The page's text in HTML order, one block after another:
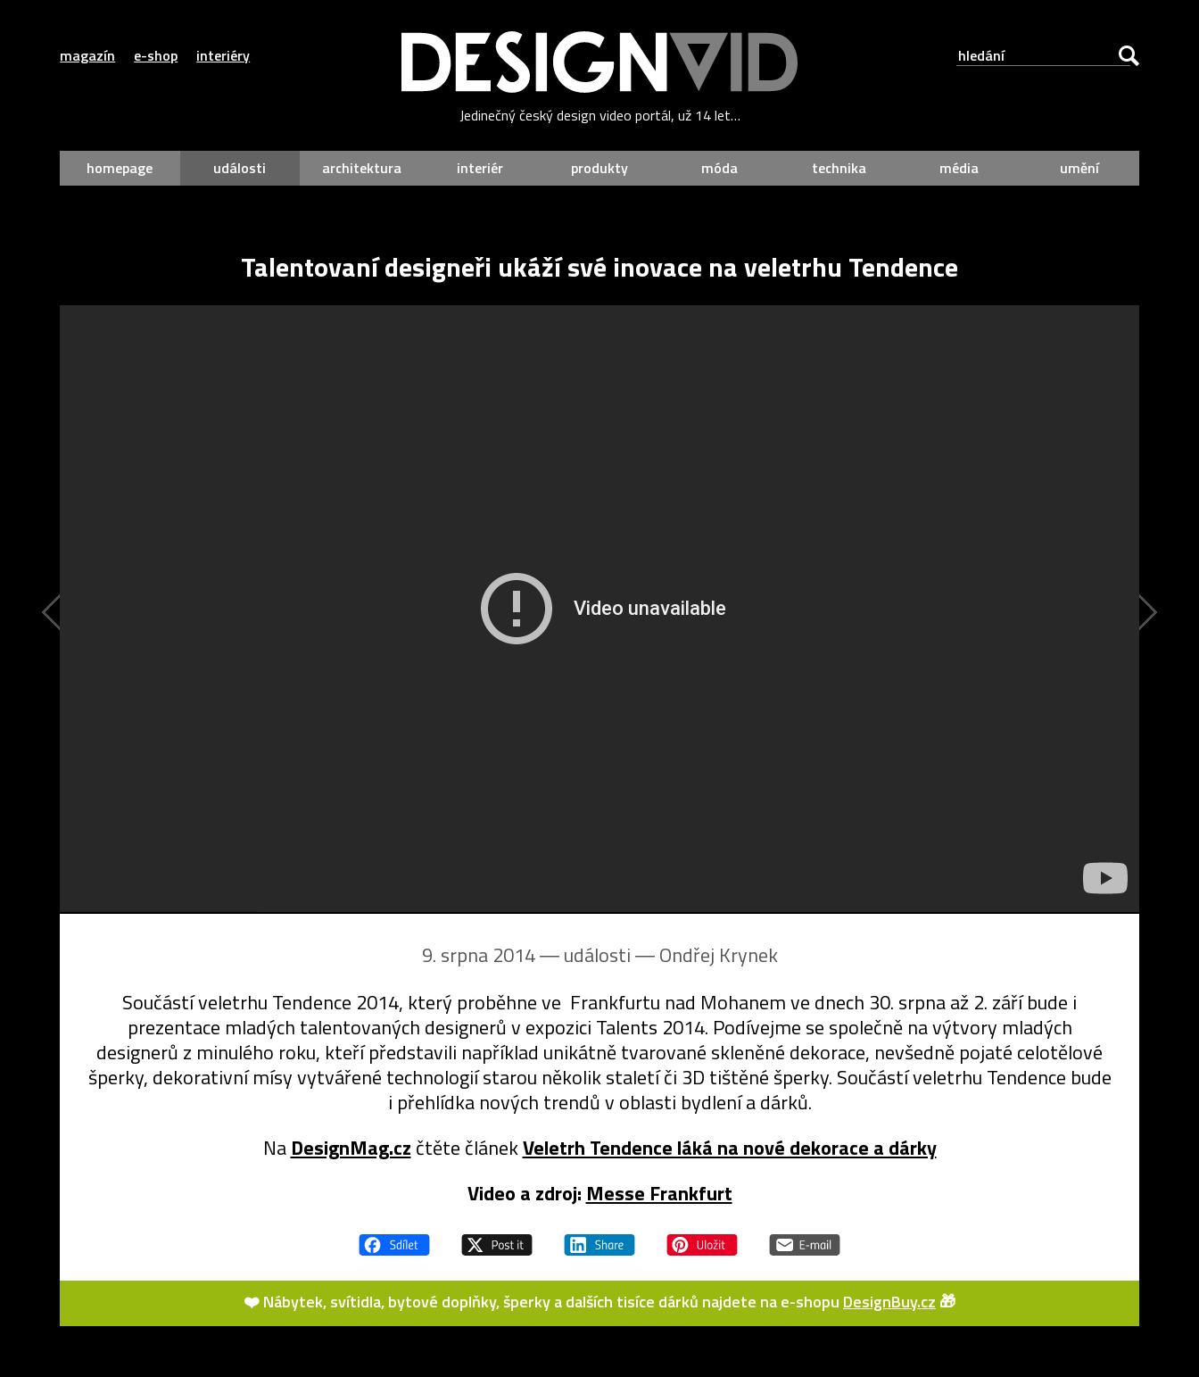
magazín e-shop interiéry
Jedinečný český design video portál, už 14 let…
homepage události architektura interiér produkty móda technika média umění
Talentovaní designeři ukáží své inovace na veletrhu Tendence
9. srpna 2014 ― události ―Ondřej Krynek
Součástí veletrhu Tendence 2014, který proběhne ve Frankfurtu nad Mohanem ve dnech 30. srpna až 2. září bude i
prezentace mladých talentovaných designerů v expozici Talents 2014. Podívejme se společně na výtvory mladých
designerů z minulého roku, kteří představili například unikátně tvarované skleněné dekorace, nevšedně pojaté celotělové
šperky, dekorativní mísy vytvářené technologií starou několik staletí či 3D tištěné šperky. Součástí veletrhu Tendence bude
i přehlídka nových trendů v oblasti bydlení a dárků.
Na DesignMag.cz čtěte článekVeletrh Tendence láká na nové dekorace a dárky
Video a zdroj: Messe Frankfurt
❤️ Nábytek, svítidla, bytové doplňky, šperky a dalších tisíce dárků najdete na e-shopu DesignBuy.cz 🎁